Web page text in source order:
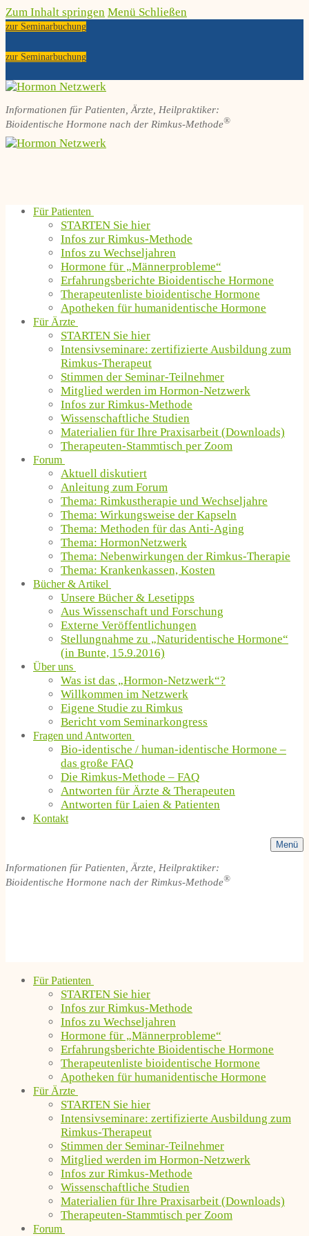
Zum Inhalt springen Menü Schließen
zur Seminarbuchung
zur Seminarbuchung
Informationen für Patienten, Ärzte, Heilpraktiker:
Bioidentische Hormone nach der Rimkus-Methode®
Für Patienten
STARTEN Sie hier
Infos zur Rimkus-Methode
Infos zu Wechseljahren
Hormone für „Männerprobleme“
Erfahrungsberichte Bioidentische Hormone
Therapeutenliste bioidentische Hormone
Apotheken für humanidentische Hormone
Für Ärzte
STARTEN Sie hier
Intensivseminare: zertifizierte Ausbildung zum
Rimkus-Therapeut
Stimmen der Seminar-Teilnehmer
Mitglied werden im Hormon-Netzwerk
Infos zur Rimkus-Methode
Wissenschaftliche Studien
Materialien für Ihre Praxisarbeit (Downloads)
Therapeuten-Stammtisch per Zoom
Forum
Aktuell diskutiert
Anleitung zum Forum
Thema: Rimkustherapie und Wechseljahre
Thema: Wirkungsweise der Kapseln
Thema: Methoden für das Anti-Aging
Thema: HormonNetzwerk
Thema: Nebenwirkungen der Rimkus-Therapie
Thema: Krankenkassen, Kosten
Bücher & Artikel
Unsere Bücher & Lesetipps
Aus Wissenschaft und Forschung
Externe Veröffentlichungen
Stellungnahme zu „Naturidentische Hormone“
(in Bunte, 15.9.2016)
Über uns
Was ist das „Hormon-Netzwerk“?
Willkommen im Netzwerk
Eigene Studie zu Rimkus
Bericht vom Seminarkongress
Fragen und Antworten
Bio-identische / human-identische Hormone –
das große FAQ
Die Rimkus-Methode – FAQ
Antworten für Ärzte & Therapeuten
Antworten für Laien & Patienten
Kontakt
Menü
Informationen für Patienten, Ärzte, Heilpraktiker:
Bioidentische Hormone nach der Rimkus-Methode®
Für Patienten
STARTEN Sie hier
Infos zur Rimkus-Methode
Infos zu Wechseljahren
Hormone für „Männerprobleme“
Erfahrungsberichte Bioidentische Hormone
Therapeutenliste bioidentische Hormone
Apotheken für humanidentische Hormone
Für Ärzte
STARTEN Sie hier
Intensivseminare: zertifizierte Ausbildung zum
Rimkus-Therapeut
Stimmen der Seminar-Teilnehmer
Mitglied werden im Hormon-Netzwerk
Infos zur Rimkus-Methode
Wissenschaftliche Studien
Materialien für Ihre Praxisarbeit (Downloads)
Therapeuten-Stammtisch per Zoom
Forum